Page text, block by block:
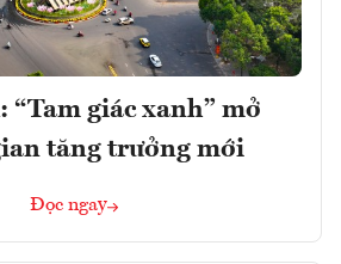
“Tam giác xanh” mở
tăng trưởng mới
Đọc ngay